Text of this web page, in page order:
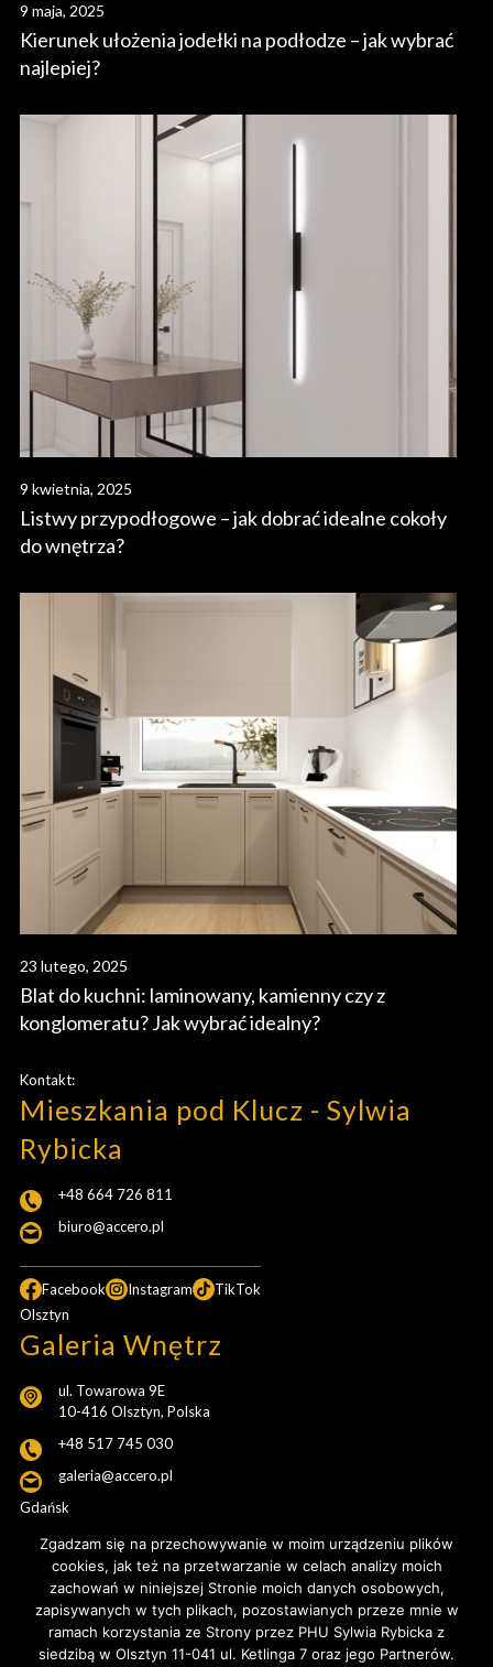
9 maja, 2025
Kierunek ułożenia jodełki na podłodze – jak wybrać
najlepiej?
9 kwietnia, 2025
Listwy przypodłogowe – jak dobrać idealne cokoły
do wnętrza?
23 lutego, 2025
Blat do kuchni: laminowany, kamienny czy z
konglomeratu? Jak wybrać idealny?
Olsztyn
Galeria Wnętrz
ul. Towarowa 9E
10-416 Olsztyn, Polska
+48 517 745 030
galeria@accero.pl
Gdańsk
Pracownia Projektowa
ul. Popiełuszki 20b/54
Gdańsk, Polska
+48 517 745 030
Kontakt:
Mieszkania pod Klucz - Sylwia
Rybicka
+48 664 726 811
biuro@accero.pl
Facebook Instagram TikTok
Zgadzam się na przechowywanie w moim urządzeniu plików
cookies, jak też na przetwarzanie w celach analizy moich
zachowań w niniejszej Stronie moich danych osobowych,
zapisywanych w tych plikach, pozostawianych przeze mnie w
ramach korzystania ze Strony przez PHU Sylwia Rybicka z
siedzibą w Olsztyn 11-041 ul. Ketlinga 7 oraz jego Partnerów.